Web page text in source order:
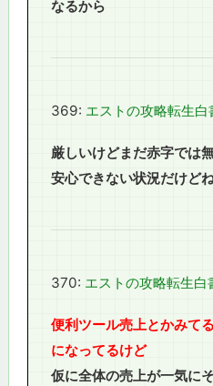
なるから
369: エストの攻略転生白
厳しいけどまだ赤字では
安心できない状況だけど
370: エストの攻略転生白
便利ツール売上とかみて
になってるけど
仮に全体の売上が一気に